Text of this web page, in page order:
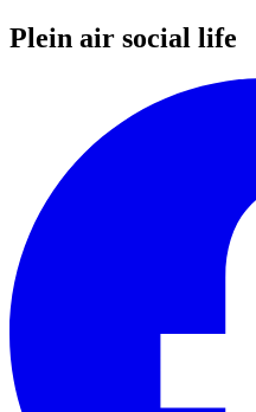
Plein air social life